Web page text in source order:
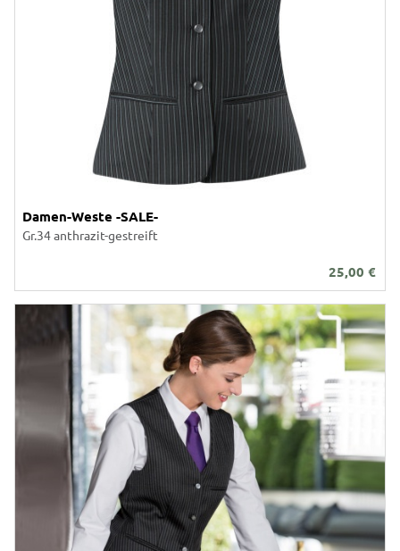
Damen-Weste -SALE-
Gr.34 anthrazit-gestreift
25,00 €